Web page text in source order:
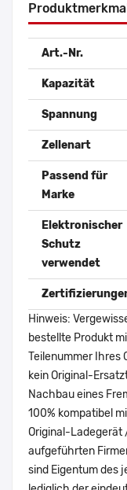
Art.-Nr.
Kapazität
Spannung
Zellenart
Passend für
Marke
Elektronischer
Schutz
verwendet
Hinweis:
bestellte Produkt
Teilenummer Ihres
kein Original-
Nachbau eines
100% kompatibel
Original-Ladegerät
aufgeführten
sind Eigentum des